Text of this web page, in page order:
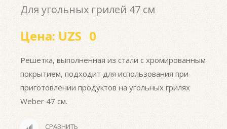
Для угольных грилей 47 см
Цена: UZS 0
Решетка, выполненная из стали с хромированным
покрытием, подходит для использования при
приготовлении продуктов на угольных грилях
Weber 47 см.
СРАВНИТЬ